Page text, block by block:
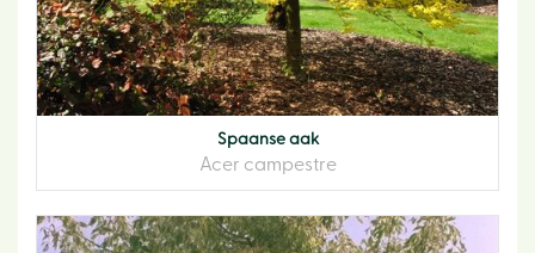
Spaanse aak
Acer campestre